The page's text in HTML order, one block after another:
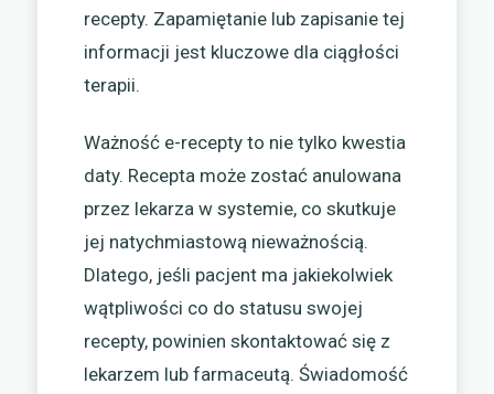
recepty. Zapamiętanie lub zapisanie tej
informacji jest kluczowe dla ciągłości
terapii.
Ważność e-recepty to nie tylko kwestia
daty. Recepta może zostać anulowana
przez lekarza w systemie, co skutkuje
jej natychmiastową nieważnością.
Dlatego, jeśli pacjent ma jakiekolwiek
wątpliwości co do statusu swojej
recepty, powinien skontaktować się z
lekarzem lub farmaceutą. Świadomość